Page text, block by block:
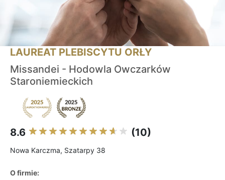
LAUREAT PLEBISCYTU ORŁY
Missandei - Hodowla Owczarków
Staroniemieckich
8.6 (10)
Nowa Karczma, Szatarpy 38
O firmie: